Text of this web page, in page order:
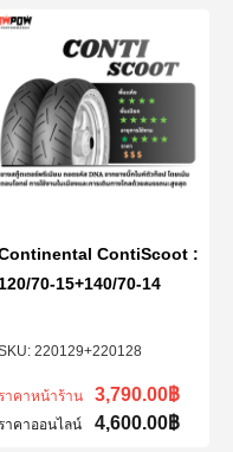
220129+220128
ContiScoot :
120/70-15+140/70-14
ราคาหน้าร้าน 3,790.00฿
าคาออนไลน์ 4,600.00฿